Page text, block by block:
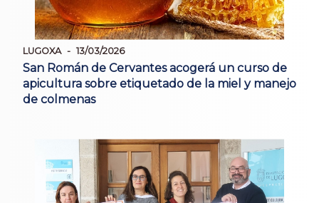
LUGOXA 13/03/2026
San Román de Cervantes acogerá un curso de
apicultura sobre etiquetado de la miel y manejo
de colmenas